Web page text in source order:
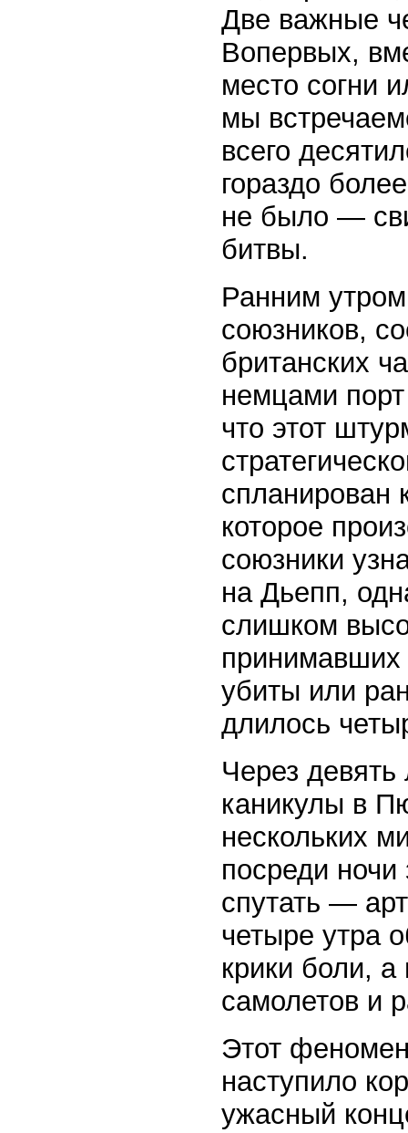
Две важные
Вопервых,
место согни
мы
всего
гораздо
не было —
битвы.
Ранним
союзников,
британских
немцами
что этот
спланирован
которое
союзники
на Дьепп,
слишком
принимавших
убиты или
длилось
Через
каникулы в
нескольких
посреди
спутать —
четыре утра
крики боли,
самолетов и
Этот
наступило
ужасный